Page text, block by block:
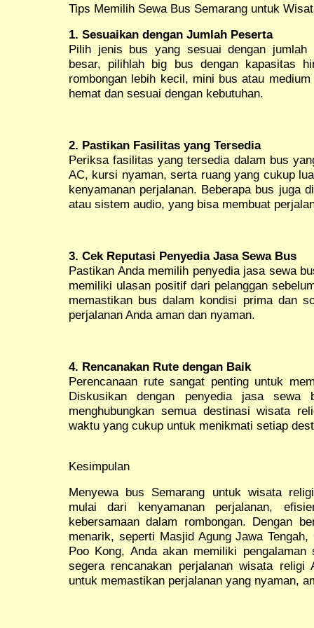
Tips Memilih Sewa Bus Semarang untuk
1. Sesuaikan dengan Jumlah Peserta
Pilih jenis bus yang sesuai dengan jumlah
besar, pilihlah big bus dengan kapasitas
rombongan lebih kecil, mini bus atau
hemat dan sesuai dengan kebutuhan.
2. Pastikan Fasilitas yang Tersedia
Periksa fasilitas yang tersedia dalam bus
AC, kursi nyaman, serta ruang yang cukup
kenyamanan perjalanan. Beberapa bus juga
atau sistem audio, yang bisa membuat
3. Cek Reputasi Penyedia Jasa Sewa Bus
Pastikan Anda memilih penyedia jasa sewa
memiliki ulasan positif dari pelanggan
memastikan bus dalam kondisi prima dan
perjalanan Anda aman dan nyaman.
4. Rencanakan Rute dengan Baik
Perencanaan rute sangat penting untuk
Diskusikan dengan penyedia jasa
menghubungkan semua destinasi wisata
waktu yang cukup untuk menikmati setiap
Kesimpulan
Menyewa bus Semarang untuk wisata
mulai dari kenyamanan perjalanan,
kebersamaan dalam rombongan. Dengan
menarik, seperti Masjid Agung Jawa
Poo Kong, Anda akan memiliki
segera rencanakan perjalanan wisata religi
untuk memastikan perjalanan yang nyaman,